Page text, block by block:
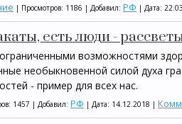
| Просмотров: 1186 | Добавил: РФ | Дата:
есть люди -
возможностями
необыкновенной силой духа
- пример для всех нас.
1457 | Добавил: РФ | Дата: 14.12.2018 |